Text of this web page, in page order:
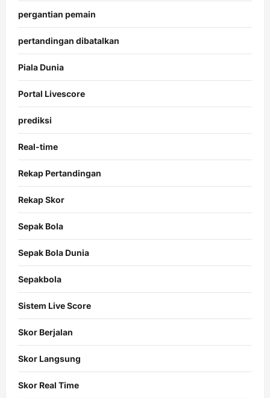
pergantian pemain
pertandingan dibatalkan
Piala Dunia
Portal Livescore
prediksi
Real-time
Rekap Pertandingan
Rekap Skor
Sepak Bola
Sepak Bola Dunia
Sepakbola
Sistem Live Score
Skor Berjalan
Skor Langsung
Skor Real Time